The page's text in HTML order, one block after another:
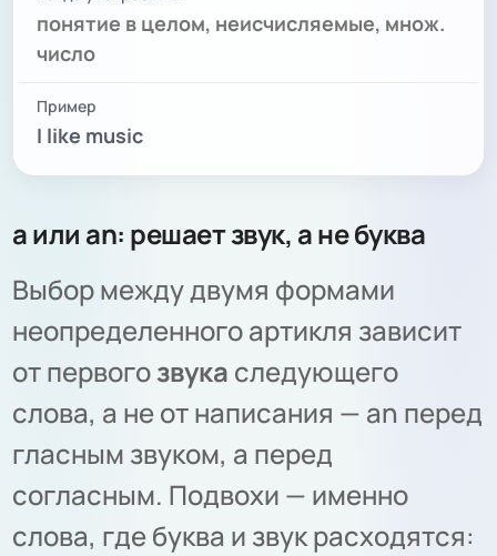
понятие в целом, неисчисляемые, множ.
число
I like music
a или an: решает звук, а не буква
Выбор между двумя формами
неопределенного артикля зависит
от первогозвука следующего
слова, а не от написания — an перед
гласным звуком, a перед
согласным. Подвохи — именно
слова, где буква и звук расходятся: